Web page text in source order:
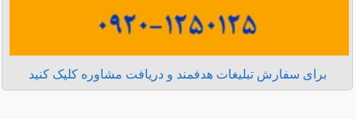
برای سفارش تبلیغات هدفمند و دریافت مشاوره کلیک کنید